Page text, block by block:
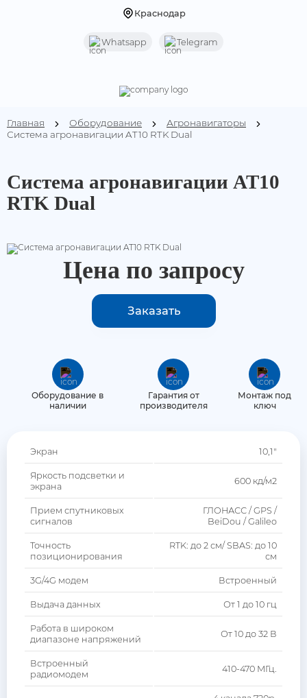
Краснодар
Whatsapp Telegram
Мониторинг транспорта
Терминалы
Датчики уровня топлива (ДУТ)
Оборудование для АЗС
Оборудование УВЭОС
Оборудование под ПП 969 и ПП 2216
Дополнительное оборудование
Агронавигаторы
Блоки управления опрыскивателем
GNSS антенны
Главная Оборудование
Агронавигаторы
Система агронавигации AT10 RTK Dual
Система агронавигации AT10
RTK Dual
Цена по запросу
Заказать
Оборудование в
наличии
Гарантия от
производителя
Монтаж под
ключ
Экран 10,1"
Яркость подсветки и
экрана
600 кд/м2
Прием спутниковых
сигналов
ГЛОНАСС / GPS /
BeiDou / Galileo
Точность
позиционирования
RTK: до 2 см/ SBAS: до 10
см
3G/4G модем Встроенный
Выдача данных От 1 до 10 гц
Работа в широком
диапазоне напряжений
От 10 до 32 В
Встроенный
радиомодем
410-470 МГц.